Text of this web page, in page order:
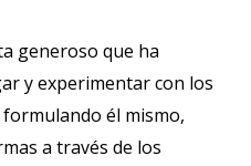
generoso que ha
y experimentar con los
él mismo,
a través de los